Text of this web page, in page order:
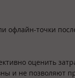
офлайн-точки
оценить
и не позволяют